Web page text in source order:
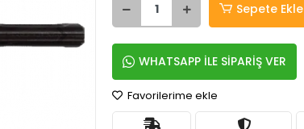
Sepete Ekle
WHATSAPP İLE SİPARİŞ VER
Favorilerime ekle